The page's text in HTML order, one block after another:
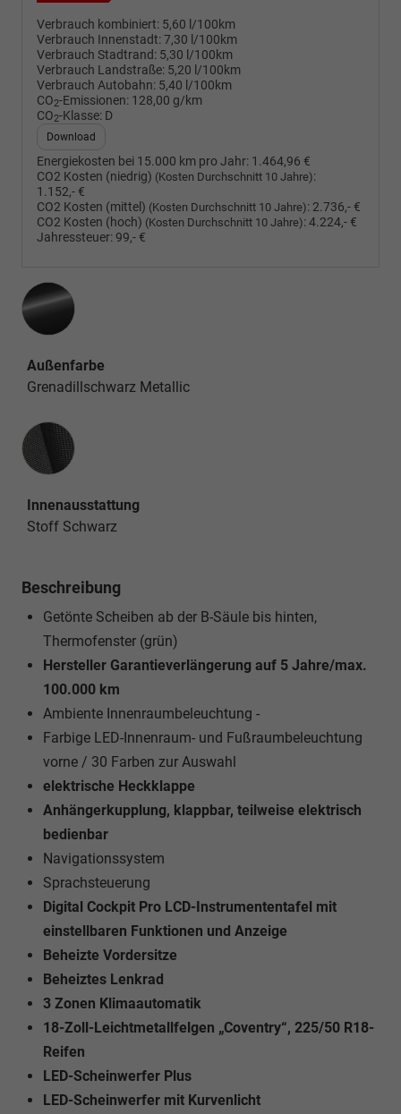
Verbrauch kombiniert: 5,60 l/100km
Verbrauch Innenstadt:7,30 l/100km
Verbrauch Stadtrand: 5,30 l/100km
Verbrauch Landstraße: 5,20 l/100km
Verbrauch Autobahn: 5,40 l/100km
CO2-Emissionen: 128,00 g/km
CO2-Klasse: D
Download
Energiekosten bei 15.000 km pro Jahr: 1.464,96 €
CO2 Kosten (niedrig) (Kosten Durchschnitt 10 Jahre):
1.152,- €
CO2 Kosten (mittel) (Kosten Durchschnitt 10 Jahre): 2.736,- €
CO2 Kosten (hoch) (Kosten Durchschnitt 10 Jahre):4.224,- €
Jahressteuer: 99,- €
Außenfarbe
Grenadillschwarz Metallic
Innenausstattung
Innenausstattung
Stoff Schwarz
Beschreibung
Getönte Scheiben ab der B-Säule bis hinten,
Thermofenster (grün)
Hersteller Garantieverlängerung auf 5 Jahre/max.
100.000 km
Ambiente Innenraumbeleuchtung -
Farbige LED-Innenraum- und Fußraumbeleuchtung
vorne / 30 Farben zur Auswahl
elektrische Heckklappe
Anhängerkupplung, klappbar, teilweise elektrisch
bedienbar
Navigationssystem
Sprachsteuerung
Digital Cockpit Pro LCD-Instrumententafel mit
einstellbaren Funktionen und Anzeige
Beheizte Vordersitze
Beheiztes Lenkrad
3 Zonen Klimaautomatik
18-Zoll-Leichtmetallfelgen „Coventry“, 225/50 R18-
Reifen
LED-Scheinwerfer Plus
LED-Scheinwerfer mit Kurvenlicht